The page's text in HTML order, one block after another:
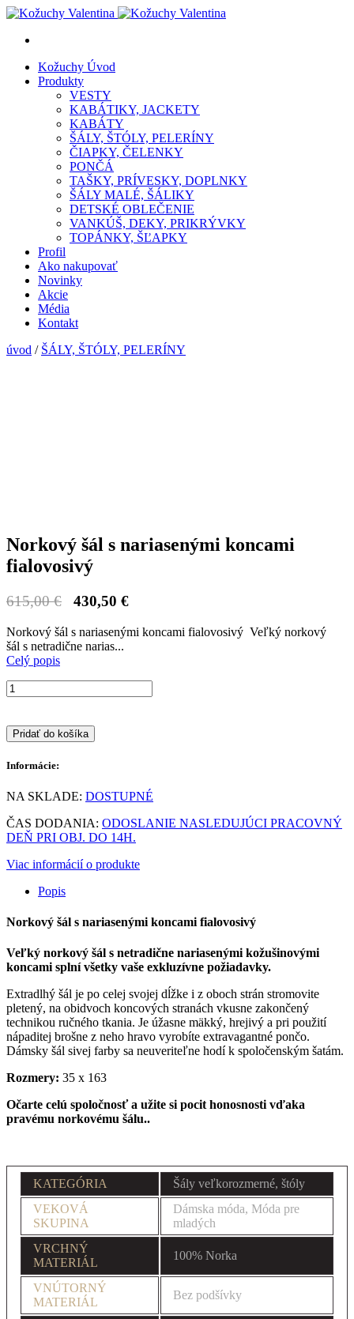
Kožuchy Úvod
Produkty
VESTY
KABÁTIKY, JACKETY
KABÁTY
ŠÁLY, ŠTÓLY, PELERÍNY
ČIAPKY, ČELENKY
PONČÁ
TAŠKY, PRÍVESKY, DOPLNKY
ŠÁLY MALÉ, ŠÁLIKY
DETSKÉ OBLEČENIE
VANKÚŠ, DEKY, PRIKRÝVKY
TOPÁNKY, ŠĽAPKY
Profil
Ako nakupovať
Novinky
Akcie
Média
Kontakt
úvod / ŠÁLY, ŠTÓLY, PELERÍNY
Norkový šál s nariasenými koncami
fialovosivý
615,00 € 430,50 €
Norkový šál s nariasenými koncami fialovosivý Veľký norkový
šál s netradične narias...
Celý popis
Pridať do košíka
Informácie:
NA SKLADE: DOSTUPNÉ
ČAS DODANIA: ODOSLANIE NASLEDUJÚCI PRACOVNÝ
DEŇ PRI OBJ. DO 14H.
Viac informácií o produkte
Popis
Norkový šál s nariasenými koncami fialovosivý
Veľký norkový šál s netradične nariasenými kožušinovými
koncami splní všetky vaše exkluzívne požiadavky.
Extradlhý šál je po celej svojej dĺžke i z oboch strán stromovite
pletený, na obidvoch koncových stranách vkusne zakončený
technikou ručného tkania. Je úžasne mäkký, hrejivý a pri použití
nápaditej brošne z neho hravo vyrobíte extravagantné pončo.
Dámsky šál sivej farby sa neuveriteľne hodí k spoločenským šatám.
Rozmery: 35 x 163
Očarte celú spoločnosť a užite si pocit honosnosti vďaka
pravému norkovému šálu..
KATEGÓRIA
Šály veľkorozmerné, štóly
VEKOVÁ
SKUPINA
Dámska móda, Móda pre
mladých
VRCHNÝ
MATERIÁL
100% Norka
VNÚTORNÝ
MATERIÁL
Bez podšívky